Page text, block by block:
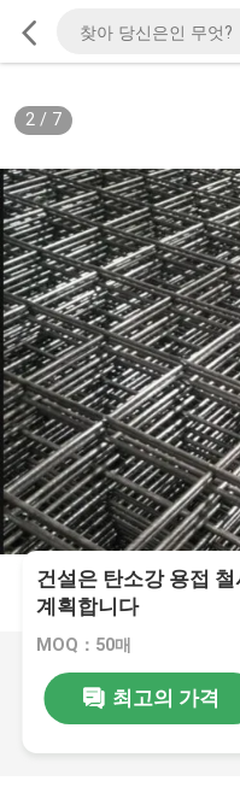
2/ 7
건설은 탄소강 용접
계획합니다
MOQ：50매
최고의 가격